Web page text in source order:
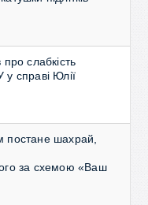
про слабкість
у справі Юлії
постане шахрай,
за схемою «Ваш